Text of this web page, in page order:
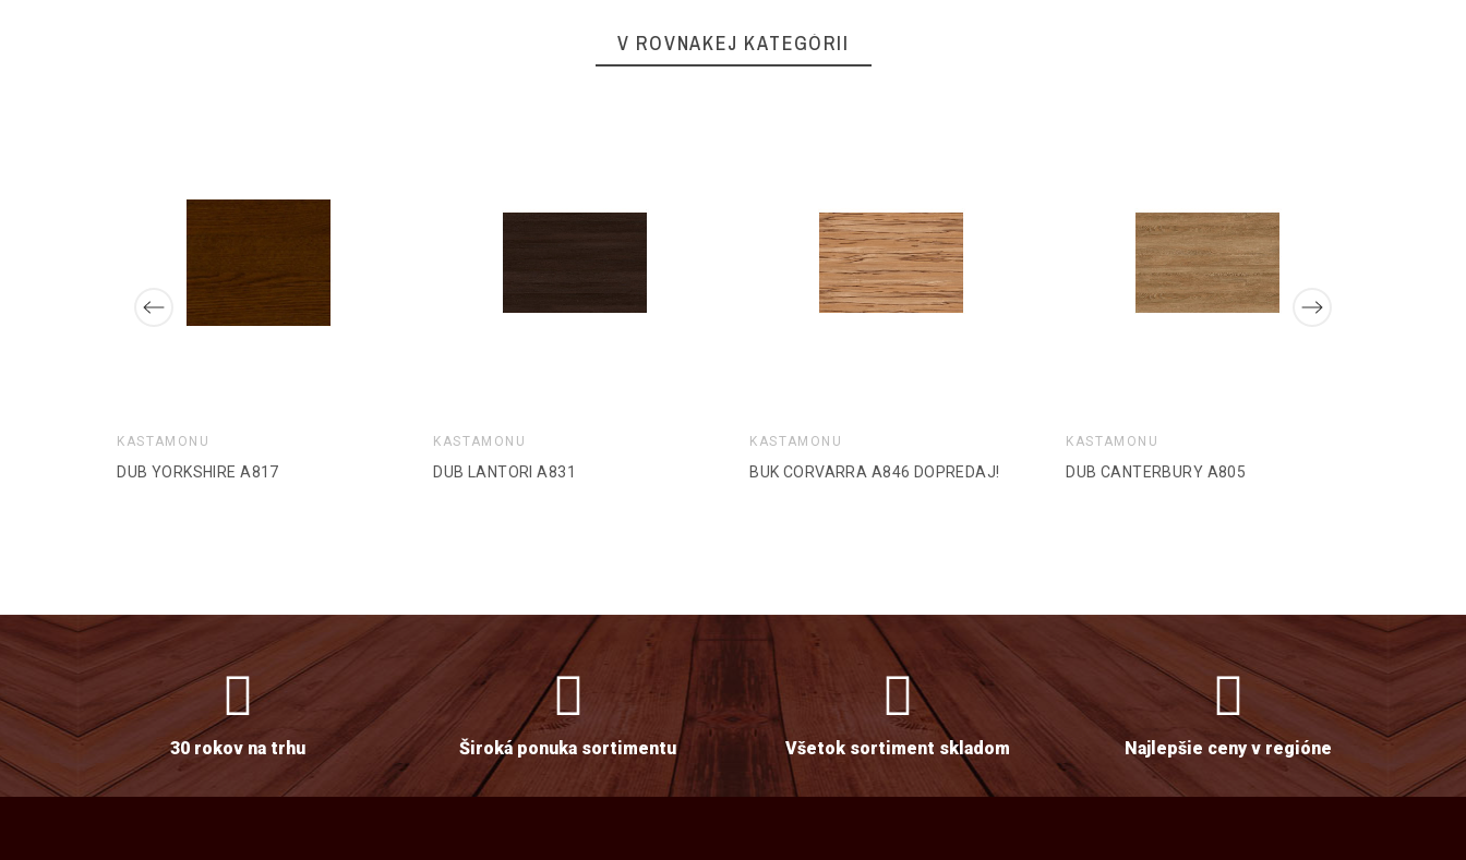
V ROVNAKEJ KATEGÓRII
KASTAMONU
DUB YORKSHIRE A817
KASTAMONU
DUB LANTORI A831
KASTAMONU
BUK CORVARRA A846 DOPREDAJ!
KASTAMONU
DUB CANTERBURY A805
30 rokov na trhu Široká ponuka sortimentu Všetok sortiment skladom Najlepšie ceny v regióne